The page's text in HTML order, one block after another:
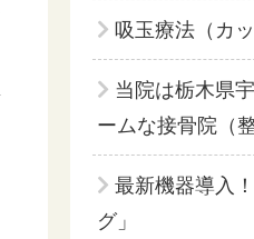
吸玉療法（カッ
当院は栃木県
ームな接骨院（
最新機器導入
グ」